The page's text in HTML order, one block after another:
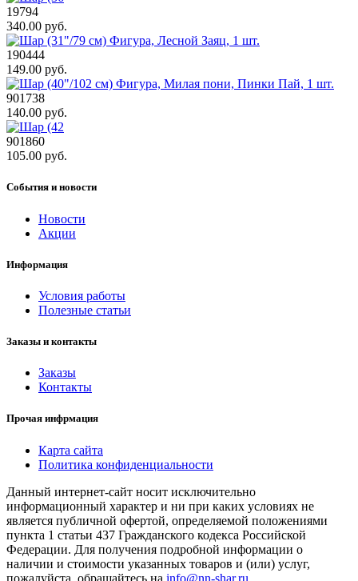
19794
340.00 руб.
190444
149.00 руб.
901738
140.00 руб.
901860
105.00 руб.
События и новости
Новости
Акции
Информация
Условия работы
Полезные статьи
Заказы и контакты
Заказы
Контакты
Прочая инфрмация
Карта сайта
Политика конфиденциальности
Данный интернет-сайт носит исключительно
информационный характер и ни при каких условиях не
является публичной офертой, определяемой положениями
пункта 1 статьи 437 Гражданского кодекса Российской
Федерации. Для получения подробной информации о
наличии и стоимости указанных товаров и (или) услуг,
пожалуйста, обращайтесь на info@nn-shar.ru